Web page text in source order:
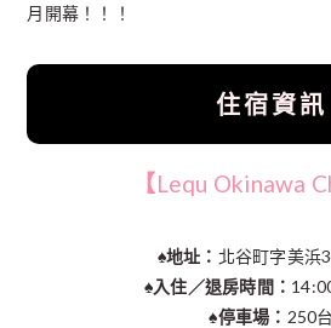
月開幕！！！
住宿資訊
【Lequ Okinawa
♠︎地址： 北谷町字美浜
♠︎入住／退房時間：
♠︎停車場： 250台